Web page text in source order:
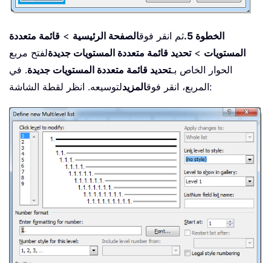
الخطوة 5. ثم انقر فوقالصفحة الرئيسية > قائمة متعددة
المستويات >تحديد قائمة متعددة المستويات جديدةلفتح مربع
الحوار الخاص بـتحديد قائمة متعددة المستويات جديدة. في
المربع، انقر فوقالمزيد لتوسيعه. انظر لقطة الشاشة: